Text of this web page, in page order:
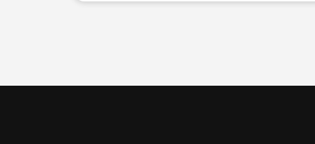
Kattintsa menü ikonra